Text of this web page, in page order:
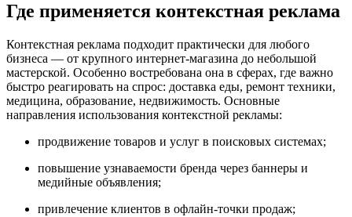
Где применяется контекстная реклама
Контекстная реклама подходит практически для любого
бизнеса — от крупного интернет-магазина до небольшой
мастерской. Особенно востребована она в сферах, где важно
быстро реагировать на спрос: доставка еды, ремонт техники,
медицина, образование, недвижимость. Основные
направления использования контекстной рекламы:
продвижение товаров и услуг в поисковых системах;
повышение узнаваемости бренда через баннеры и
медийные объявления;
привлечение клиентов в офлайн-точки продаж;